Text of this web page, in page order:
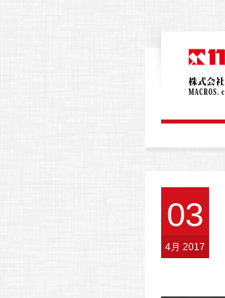
03
4月 2017